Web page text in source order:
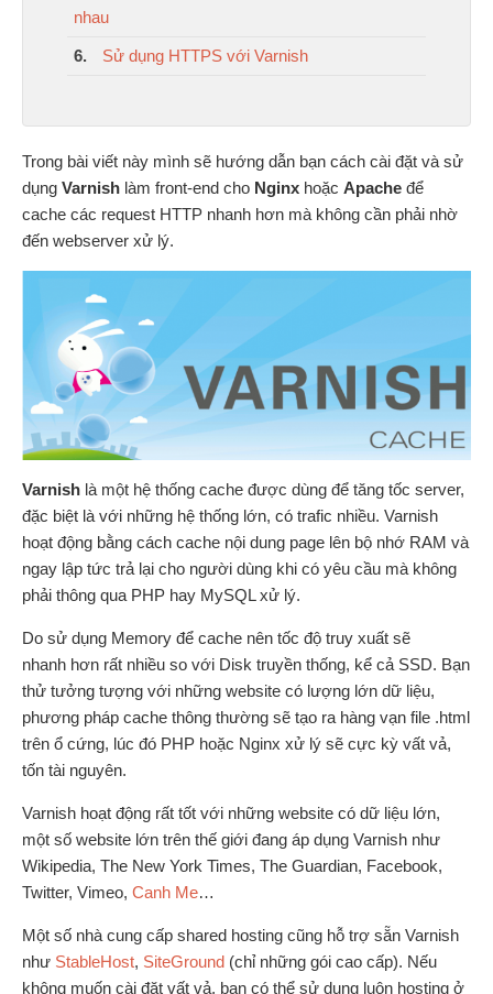
nhau
6. Sử dụng HTTPS với Varnish
Trong bài viết này mình sẽ hướng dẫn bạn cách cài đặt và sử
dụng Varnish làm front-end cho Nginx hoặc Apache để
cache các request HTTP nhanh hơn mà không cần phải nhờ
đến webserver xử lý.
Varnish là một hệ thống cache được dùng để tăng tốc server,
đặc biệt là với những hệ thống lớn, có trafic nhiều. Varnish
hoạt động bằng cách cache nội dung page lên bộ nhớ RAM và
ngay lập tức trả lại cho người dùng khi có yêu cầu mà không
phải thông qua PHP hay MySQL xử lý.
Do sử dụng Memory để cache nên tốc độ truy xuất sẽ
nhanh hơn rất nhiều so với Disk truyền thống, kể cả SSD. Bạn
thử tưởng tượng với những website có lượng lớn dữ liệu,
phương pháp cache thông thường sẽ tạo ra hàng vạn file .html
trên ổ cứng, lúc đó PHP hoặc Nginx xử lý sẽ cực kỳ vất vả,
tốn tài nguyên.
Varnish hoạt động rất tốt với những website có dữ liệu lớn,
một số website lớn trên thế giới đang áp dụng Varnish như
Wikipedia, The New York Times, The Guardian, Facebook,
Twitter, Vimeo, Canh Me…
Một số nhà cung cấp shared hosting cũng hỗ trợ sẵn Varnish
như StableHost, SiteGround (chỉ những gói cao cấp). Nếu
không muốn cài đặt vất vả, bạn có thể sử dụng luôn hosting ở